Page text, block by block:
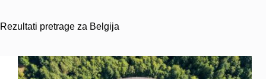
Rezultati pretrage za Belgija